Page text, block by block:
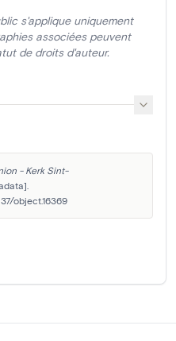
s'applique uniquement
associées peuvent
de droits d'auteur.
- Kerk Sint-
object.16369